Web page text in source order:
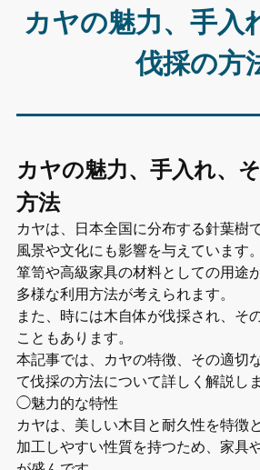
カヤの魅力、手入
伐採の方
カヤの魅力、手入れ、
方法
カヤは、日本全国に分布する針葉樹
風景や文化にも影響を与えています。
箪笥や高級家具の材料としての用途
多様な利用方法が考えられます。
また、時には木自体が伐採され、そ
こともあります。
本記事では、カヤの特徴、その適切
て伐採の方法について詳しく解説しま
◯魅力的な特性
カヤは、美しい木目と耐久性を特徴
加工しやすい性質を持つため、家具